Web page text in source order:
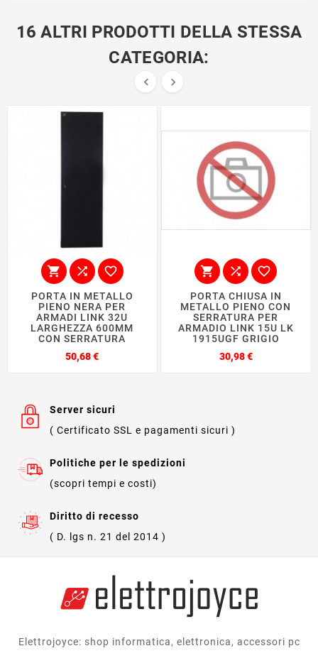
16 ALTRI PRODOTTI DELLA STESSA
CATEGORIA:
 
  
PORTA IN METALLO
PIENO NERA PER
ARMADI LINK 32U
LARGHEZZA 600MM
CON SERRATURA
50,68 €Prezzo
  
PORTA CHIUSA IN
METALLO PIENO CON
SERRATURA PER
ARMADIO LINK 15U LK
1915UGF GRIGIO
30,98 €Prezzo
Server sicuri
( Certificato SSL e pagamenti sicuri )
Politiche per le spedizioni
(scopri tempi e costi)
Diritto di recesso
( D. lgs n. 21 del 2014 )
Elettrojoyce: shop informatica, elettronica, accessori pc